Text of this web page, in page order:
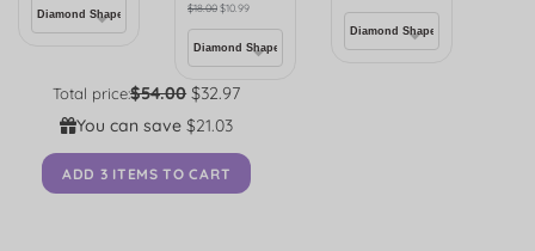
$18.00$10.99
Total price:$54.00 $32.97
You can save$21.03
ADD 3 ITEMS TO CART